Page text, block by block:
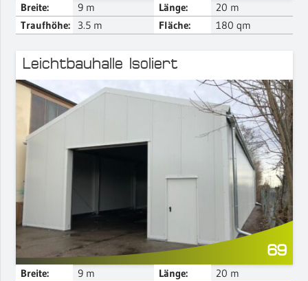
Breite: 9m Länge: 20 m
Traufhöhe:
3.5m Fläche: 180 qm
Leichtbauhalle Isoliert
69
Breite: 9m Länge: 20 m